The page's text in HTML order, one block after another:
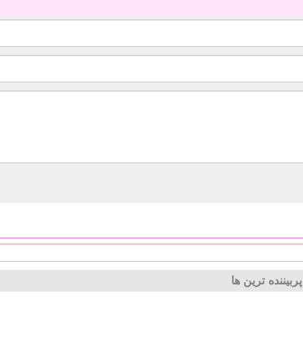
پربیننده ترین ها